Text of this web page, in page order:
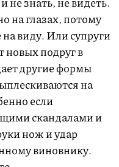
на глазах, потому
на виду. Или супруги
новых подруг в
другие формы
на
если
скандалами и
нож и удар
виновнику.